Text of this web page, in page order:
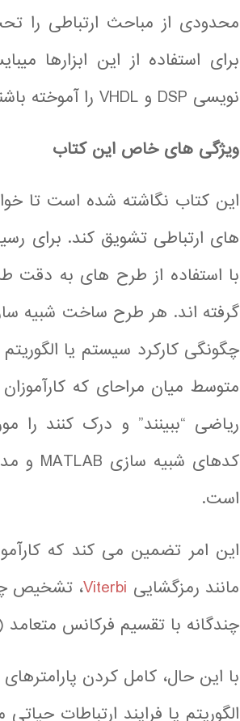
محدودی از مباحث ارتباطی را
برای استفاده از این ابزارها
نویسی DSP و VHDL را آموخته باشند.
ویژگی های خاص این کتاب
این کتاب نگاشته شده است تا
های ارتباطی تشویق کند. برای
گرفته اند. هر طرح ساخت شبیه
چگونگی کارکرد سیستم یا
متوسط میان مراحای که
ریاضی “ببینند” و درک کنند
کدهای شبیه سازی MATLAB و مدل های
است.
این امر تضمین می کند که
مانند رمزگشایی Viterbi، تشخیص
چندگانه با تقسیم فرکانس متعامد
با این حال، کامل کردن
الگوریتم یا فرایند ارتباطات